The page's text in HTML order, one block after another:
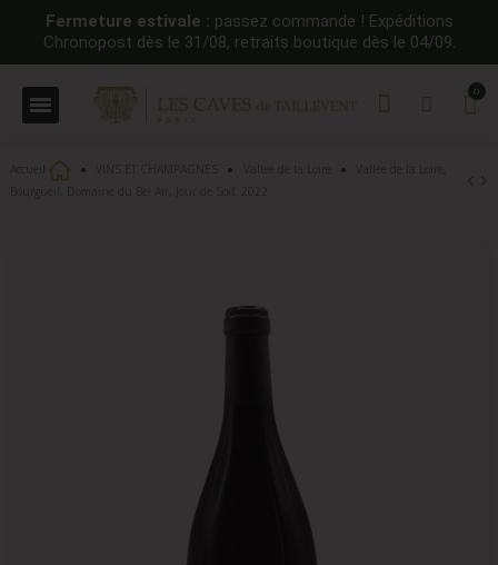
Fermeture estivale : passez commande ! Expéditions
Chronopost dès le 31/08, retraits boutique dès le 04/09.